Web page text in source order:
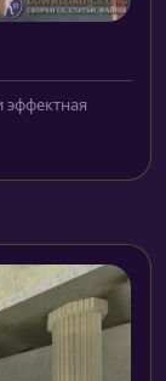
эффектная